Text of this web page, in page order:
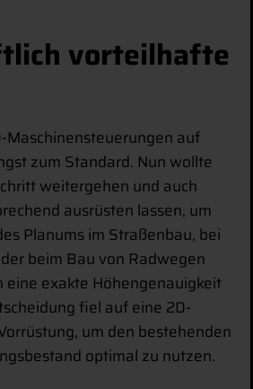
vorteilhafte
Maschinensteuerungen auf
zum Standard. Nun wollte
weitergehen und auch
ausrüsten lassen, um
Planums im Straßenbau, bei
beim Bau von Radwegen
eine exakte Höhengenauigkeit
fiel auf eine 2D-
um den bestehenden
optimal zu nutzen.